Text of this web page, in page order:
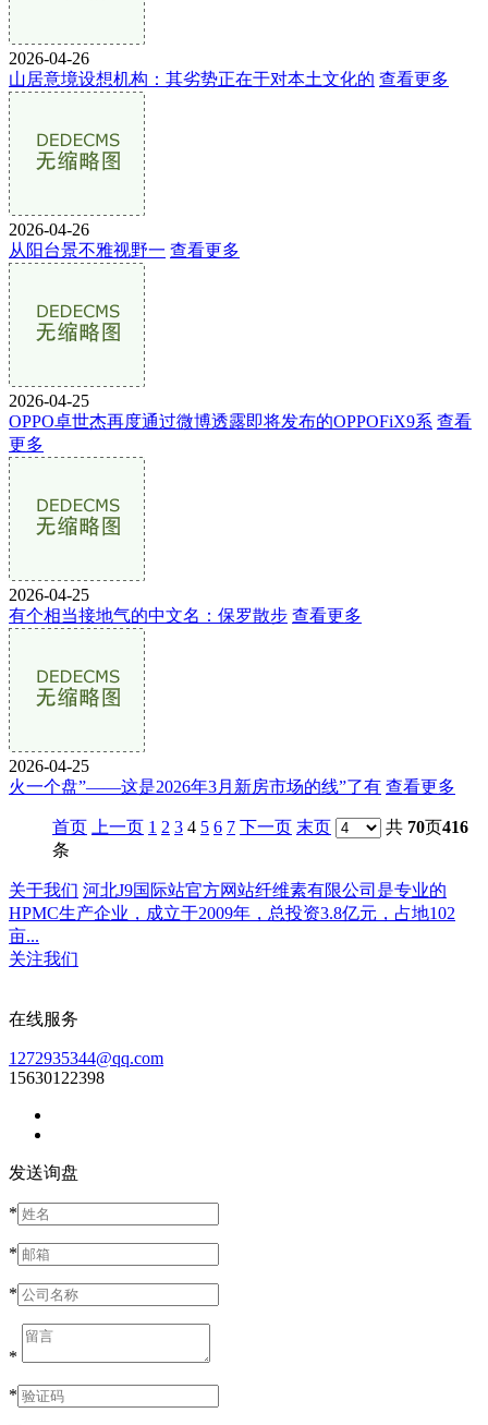
2026-04-26
山居意境设想机构：其劣势正在于对本土文化的 查看更多
2026-04-26
从阳台景不雅视野一 查看更多
2026-04-25
OPPO卓世杰再度通过微博透露即将发布的OPPOFiX9系 查看
更多
2026-04-25
有个相当接地气的中文名：保罗散步 查看更多
2026-04-25
火一个盘”——这是2026年3月新房市场的线”了有 查看更多
首页 上一页 1 2 3 4 5 6 7 下一页 末页 共 70页416
条
关于我们 河北J9国际站官方网站纤维素有限公司是专业的
HPMC生产企业，成立于2009年，总投资3.8亿元，占地102
亩...
关注我们
在线服务
1272935344@qq.com
15630122398
发送询盘
*
*
*
*
*